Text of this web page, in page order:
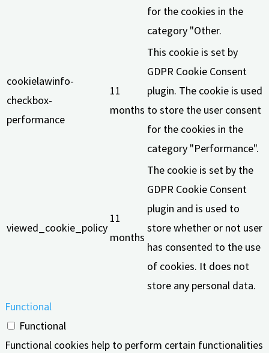
for the cookies in the
category "Other.
cookielawinfo-
checkbox-
performance
11
months
This cookie is set by
GDPR Cookie Consent
plugin. The cookie is used
to store the user consent
for the cookies in the
category "Performance".
viewed_cookie_policy
11
months
The cookie is set by the
GDPR Cookie Consent
plugin and is used to
store whether or not user
has consented to the use
of cookies. It does not
store any personal data.
Functional
Functional
Functional cookies help to perform certain functionalities